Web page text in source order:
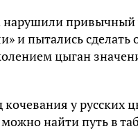
нарушили
и пытались
цыган
у
найти путь в